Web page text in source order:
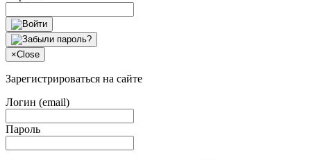
×Close
Зарегистрироваться на сайте
Логин (email)
Пароль